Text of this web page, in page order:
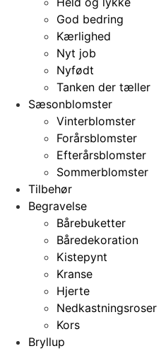
God bedring
Kærlighed
Nyt job
Nyfødt
Tanken der tæller
Sæsonblomster
Vinterblomster
Forårsblomster
Efterårsblomster
Sommerblomster
Tilbehør
Begravelse
Bårebuketter
Båredekoration
Kistepynt
Kranse
Hjerte
Nedkastningsroser
Kors
Bryllup